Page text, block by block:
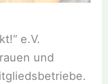
e.V.
und